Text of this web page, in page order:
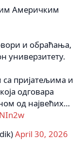
Америчким
и обраћања,
универзитету.
пријатељима и
одговара
од највећих…
April 30, 2026